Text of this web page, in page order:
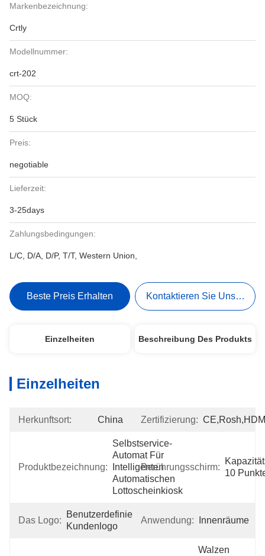
Markenbezeichnung:
Crtly
Modellnummer:
crt-202
MOQ:
5 Stück
Preis:
negotiable
Lieferzeit:
3-25days
Zahlungsbedingungen:
L/C, D/A, D/P, T/T, Western Union,
Beste Preis Erhalten Kontaktieren Sie Uns Jetzt
Einzelheiten Beschreibung Des Produkts
Einzelheiten
Herkunftsort: China Zertifizierung:
Produktbezeichnung:
Selbstservice-
Automat Für
Intelligenten
Automatischen
Lottoscheinkiosk
Berührungsschirm:
10
Das Logo:
Benutzerdefiniertes
Kundenlogo
Anwendung: Innenräume
Walzen